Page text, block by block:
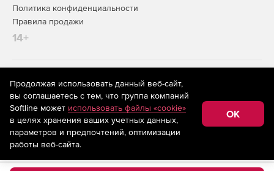
Политика конфиденциальности
Правила продажи
14+
На информационном ресурсе store.softline.ru применяются
рекомендательные технологии
(информационные технологии
предоставления информации на основе сбора,
систематизации и анализа сведений, относящихся к
предпочтениям пользователей сети «Интернет»,
находящихся на территории Российской Федерации)
Продолжая использовать данный веб-сайт,
вы соглашаетесь с тем, что группа компаний
Softline может использовать файлы «cookie»
в целях хранения ваших учетных данных,
параметров и предпочтений, оптимизации
работы веб-сайта.
OK